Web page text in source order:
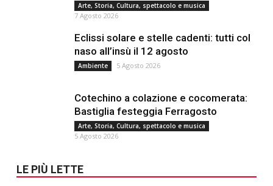
Arte, Storia, Cultura, spettacolo e musica
7 Agosto 2026
Eclissi solare e stelle cadenti: tutti col
naso all’insù il 12 agosto
Ambiente 5 Agosto 2026
Cotechino a colazione e cocomerata:
Bastiglia festeggia Ferragosto
Arte, Storia, Cultura, spettacolo e musica
5 Agosto 2026
LE PIÙ LETTE